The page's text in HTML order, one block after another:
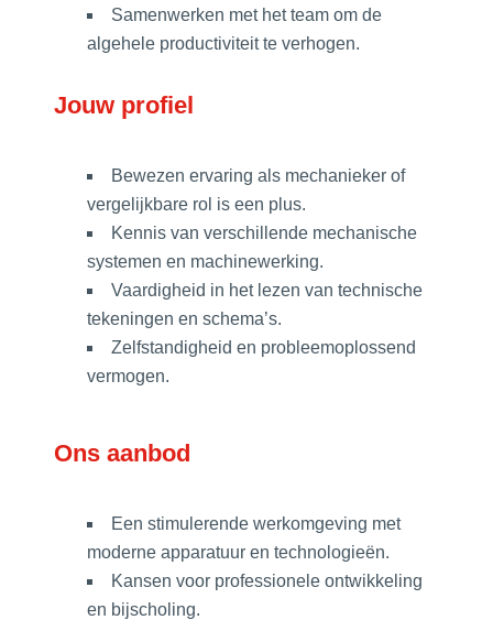
Samenwerken met het team om de
algehele productiviteit te verhogen.
Jouw profiel
Bewezen ervaring als mechanieker of
vergelijkbare rol is een plus.
Kennis van verschillende mechanische
systemen en machinewerking.
Vaardigheid in het lezen van technische
tekeningen en schema’s.
Zelfstandigheid en probleemoplossend
vermogen.
Ons aanbod
Een stimulerende werkomgeving met
moderne apparatuur en technologieën.
Kansen voor professionele ontwikkeling
en bijscholing.